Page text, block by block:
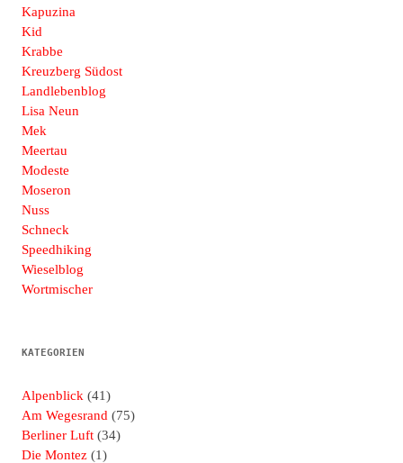
Kapuzina
Kid
Krabbe
Kreuzberg Südost
Landlebenblog
Lisa Neun
Mek
Meertau
Modeste
Moseron
Nuss
Schneck
Speedhiking
Wieselblog
Wortmischer
KATEGORIEN
Alpenblick (41)
Am Wegesrand (75)
Berliner Luft (34)
Die Montez (1)